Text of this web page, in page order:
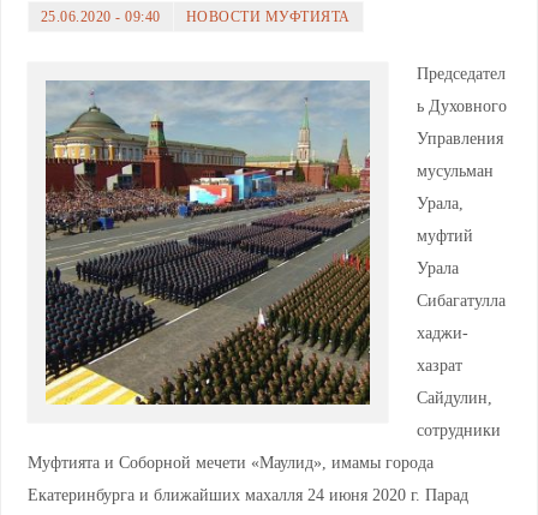
25.06.2020 - 09:40 НОВОСТИ МУФТИЯТА
Председател
ь Духовного
Управления
мусульман
Урала,
муфтий
Урала
Сибагатулла
хаджи-
хазрат
Сайдулин,
сотрудники
Муфтията и Соборной мечети «Маулид», имамы города
Екатеринбурга и ближайших махалля 24 июня 2020 г. Парад